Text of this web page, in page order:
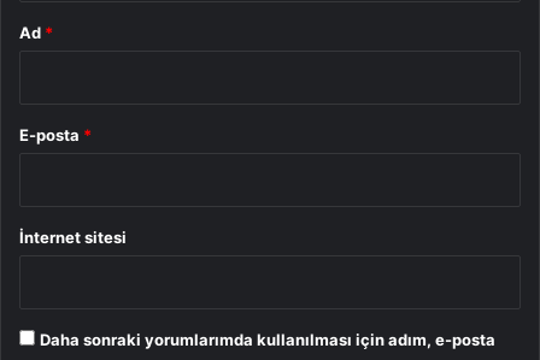
Ad *
E-posta *
İnternet sitesi
Daha sonraki yorumlarımda kullanılması için adım, e-posta